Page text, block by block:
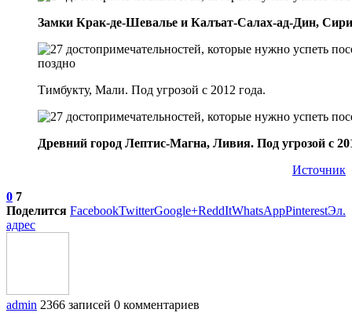
Замки Крак-де-Шевалье и Калъат-Салах-ад-Дин,
Тимбукту, Мали. Под угрозой с 2012 года.
Древний город Лептис-Магна, Ливия. Под угрозой с
Источник
0 7
Поделится FacebookTwitterGoogle+ReddItWhatsAppPinterestЭл.
адрес
admin 2366 записей 0 комментариев